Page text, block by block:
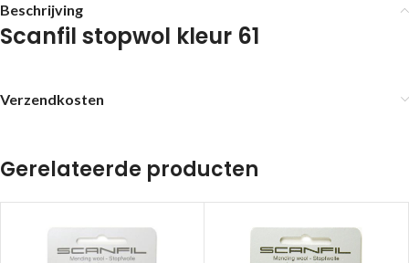
Beschrijving
Scanfil stopwol kleur 61
Verzendkosten
Gerelateerde producten